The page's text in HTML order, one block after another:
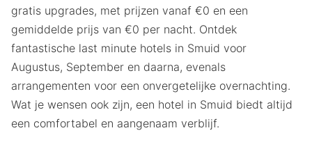
gratis upgrades, met prijzen vanaf €0 en een
gemiddelde prijs van €0 per nacht. Ontdek
fantastische last minute hotels in Smuid voor
Augustus, September en daarna, evenals
arrangementen voor een onvergetelijke overnachting.
Wat je wensen ook zijn, een hotel in Smuid biedt altijd
een comfortabel en aangenaam verblijf.